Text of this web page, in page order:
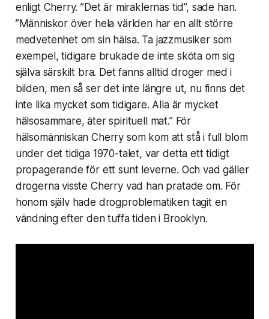
enligt Cherry. ”Det är miraklernas tid”, sade han.
”Människor över hela världen har en allt större
medvetenhet om sin hälsa. Ta jazzmusiker som
exempel, tidigare brukade de inte sköta om sig
själva särskilt bra. Det fanns alltid droger med i
bilden, men så ser det inte längre ut, nu finns det
inte lika mycket som tidigare. Alla är mycket
hälsosammare, äter spirituell mat.” För
hälsomänniskan Cherry som kom att stå i full blom
under det tidiga 1970-talet, var detta ett tidigt
propagerande för ett sunt leverne. Och vad gäller
drogerna visste Cherry vad han pratade om. För
honom själv hade drogproblematiken tagit en
vändning efter den tuffa tiden i Brooklyn.